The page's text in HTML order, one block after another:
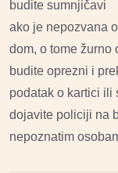
budite sumnjičavi
ako je nepozvana
dom, o tome
budite oprezni i
podatak o kartici ili
dojavite policiji na
nepoznatim